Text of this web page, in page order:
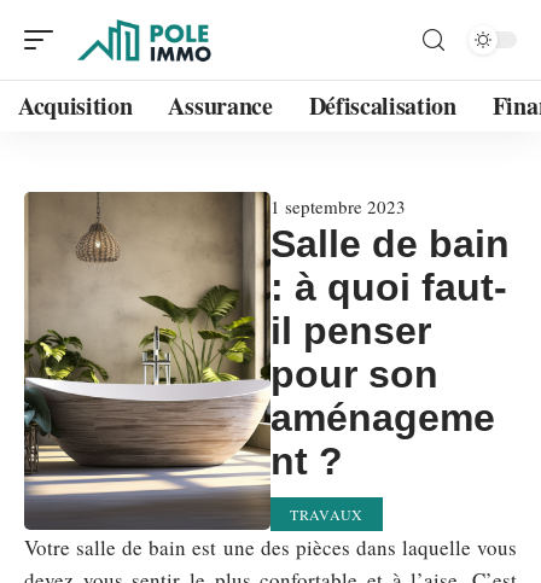
Acquisition Assurance Défiscalisation
1 septembre 2023
Salle de bain
: à quoi faut-
il penser
pour son
aménageme
nt ?
TRAVAUX
Votre salle de bain est une des pièces dans laquelle vous